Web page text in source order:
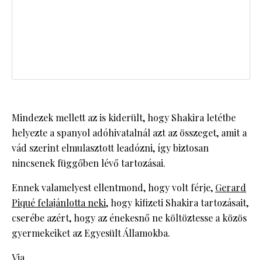
Mindezek mellett az is kiderült, hogy Shakira letétbe
helyezte a spanyol adóhivatalnál azt az összeget, amit a
vád szerint elmulasztott leadózni, így biztosan
nincsenek függőben lévő tartozásai.
Ennek valamelyest ellentmond, hogy volt férje, Gerard
Piqué felajánlotta neki, hogy kifizeti Shakira tartozásait,
cserébe azért, hogy az énekesnő ne költöztesse a közös
gyermekeiket az Egyesült Államokba.
Via